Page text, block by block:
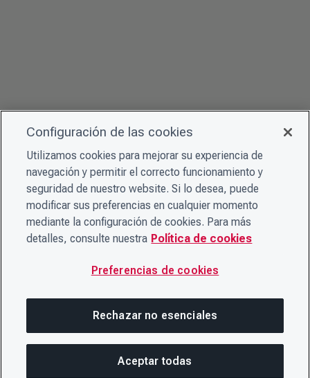
Configuración de las cookies
Utilizamos cookies para mejorar su experiencia de
navegación y permitir el correcto funcionamiento y
seguridad de nuestro website. Si lo desea, puede
modificar sus preferencias en cualquier momento
mediante la configuración de cookies. Para más
detalles, consulte nuestra Política de cookies
Preferencias de cookies
Rechazar no esenciales
Aceptar todas